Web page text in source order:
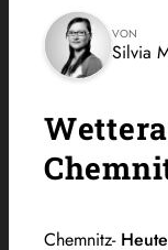
VON
Silvia
Chemnitz-